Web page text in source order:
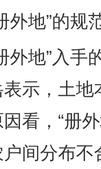
外地”的规
地”入手
示，土
看，“册
间分布